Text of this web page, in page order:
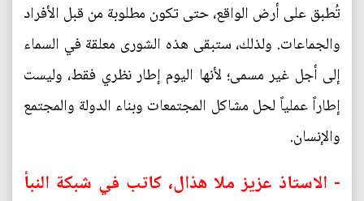
تُطبق على أرض الواقع، حتى تكون مطلوبة من قبل الأفراد
والجماعات. ولذلك، ستبقى هذه الشورى معلقة في السماء
إلى أجل غير مسمى؛ لأنها اليوم إطار نظري فقط، وليست
إطاراً عملياً لحل مشاكل المجتمعات وبناء الدولة والمجتمع
والإنسان.
- الاستاذ عزيز ملا هذال، كاتب في شبكة النبأ